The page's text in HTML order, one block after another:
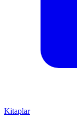
Kitaplar